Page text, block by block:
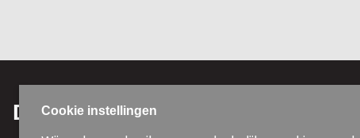
Diensten
Cookie instellingen